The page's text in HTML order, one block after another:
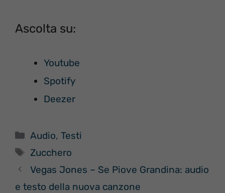
Ascolta su:
Youtube
Spotify
Deezer
Categorie
Audio,Testi
Tag
Zucchero
Vegas Jones – Se Piove Grandina: audio
e testo della nuova canzone